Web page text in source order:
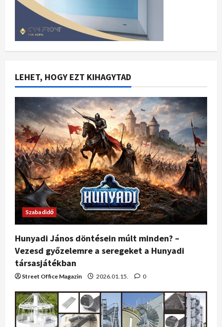
LEHET, HOGY EZT KIHAGYTAD
Szabadidő
Hunyadi János döntésein múlt minden? –
Vezesd győzelemre a seregeket a Hunyadi
társasjátékban
Street Office Magazin 2026.01.15. 0